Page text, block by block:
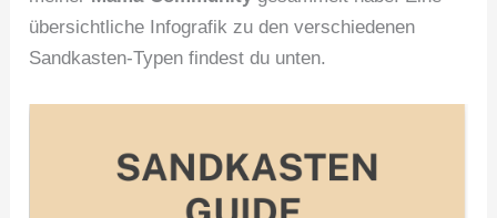
übersichtliche Infografik zu den verschiedenen
Sandkasten-Typen findest du unten.